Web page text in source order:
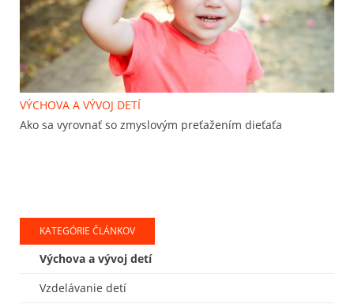
VÝCHOVA A VÝVOJ DETÍ
Ako sa vyrovnať so zmyslovým preťažením dieťaťa
KATEGÓRIE ČLÁNKOV
Výchova a vývoj detí
Vzdelávanie detí